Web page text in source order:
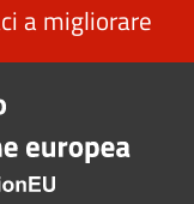
a migliorare